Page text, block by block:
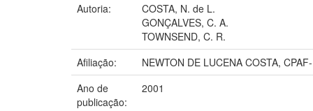
Autoria:
COSTA, N. de L.
GONÇALVES, C. A.
TOWNSEND, C. R.
Afiliação:
NEWTON DE LUCENA COSTA,
Ano de
publicação:
2001